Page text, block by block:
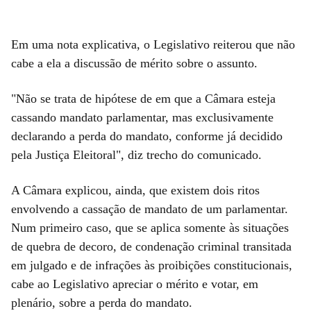
Em uma nota explicativa, o Legislativo reiterou que não
cabe a ela a discussão de mérito sobre o assunto.
"Não se trata de hipótese de em que a Câmara esteja
cassando mandato parlamentar, mas exclusivamente
declarando a perda do mandato, conforme já decidido
pela Justiça Eleitoral", diz trecho do comunicado.
A Câmara explicou, ainda, que existem dois ritos
envolvendo a cassação de mandato de um parlamentar.
Num primeiro caso, que se aplica somente às situações
de quebra de decoro, de condenação criminal transitada
em julgado e de infrações às proibições constitucionais,
cabe ao Legislativo apreciar o mérito e votar, em
plenário, sobre a perda do mandato.